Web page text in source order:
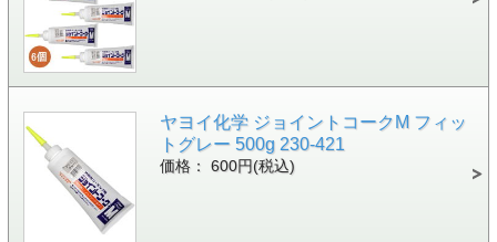
ヤヨイ化学 ジョイントコークM フィッ
トグレー 500g 230-421
価格： 600円(税込)